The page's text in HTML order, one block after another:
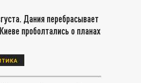
Дания перебрасывает
проболтались о планах